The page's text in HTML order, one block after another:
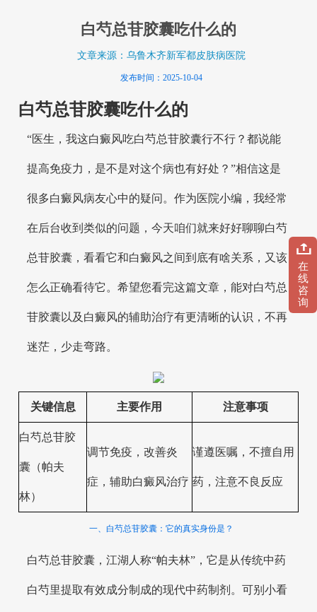
白芍总苷胶囊吃什么的
文章来源：乌鲁木齐新军都皮肤病医院
发布时间：2025-10-04
白芍总苷胶囊吃什么的
“医生，我这白癜风吃白芍总苷胶囊行不行？都说能
提高免疫力，是不是对这个病也有好处？”相信这是
很多白癜风病友心中的疑问。作为医院小编，我经常
在后台收到类似的问题，今天咱们就来好好聊聊白芍
总苷胶囊，看看它和白癜风之间到底有啥关系，又该
怎么正确看待它。希望您看完这篇文章，能对白芍总
苷胶囊以及白癜风的辅助治疗有更清晰的认识，不再
迷茫，少走弯路。
关键信息 主要作用 注意事项
白芍总苷胶
囊（帕夫
林）
调节免疫，改善炎
症，辅助白癜风治疗
谨遵医嘱，不擅自用
药，注意不良反应
一、白芍总苷胶囊：它的真实身份是？
白芍总苷胶囊，江湖人称“帕夫林”，它是从传统中药
白芍里提取有效成分制成的现代中药制剂。可别小看
在
线
咨
询